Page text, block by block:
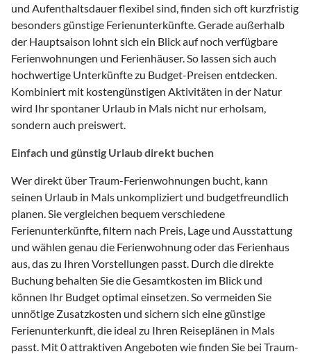
und Aufenthaltsdauer flexibel sind, finden sich oft kurzfristig
besonders günstige Ferienunterkünfte. Gerade außerhalb
der Hauptsaison lohnt sich ein Blick auf noch verfügbare
Ferienwohnungen und Ferienhäuser. So lassen sich auch
hochwertige Unterkünfte zu Budget-Preisen entdecken.
Kombiniert mit kostengünstigen Aktivitäten in der Natur
wird Ihr spontaner Urlaub in Mals nicht nur erholsam,
sondern auch preiswert.
Einfach und günstig Urlaub direkt buchen
Wer direkt über Traum-Ferienwohnungen bucht, kann
seinen Urlaub in Mals unkompliziert und budgetfreundlich
planen. Sie vergleichen bequem verschiedene
Ferienunterkünfte, filtern nach Preis, Lage und Ausstattung
und wählen genau die Ferienwohnung oder das Ferienhaus
aus, das zu Ihren Vorstellungen passt. Durch die direkte
Buchung behalten Sie die Gesamtkosten im Blick und
können Ihr Budget optimal einsetzen. So vermeiden Sie
unnötige Zusatzkosten und sichern sich eine günstige
Ferienunterkunft, die ideal zu Ihren Reiseplänen in Mals
passt. Mit 0 attraktiven Angeboten wie finden Sie bei Traum-